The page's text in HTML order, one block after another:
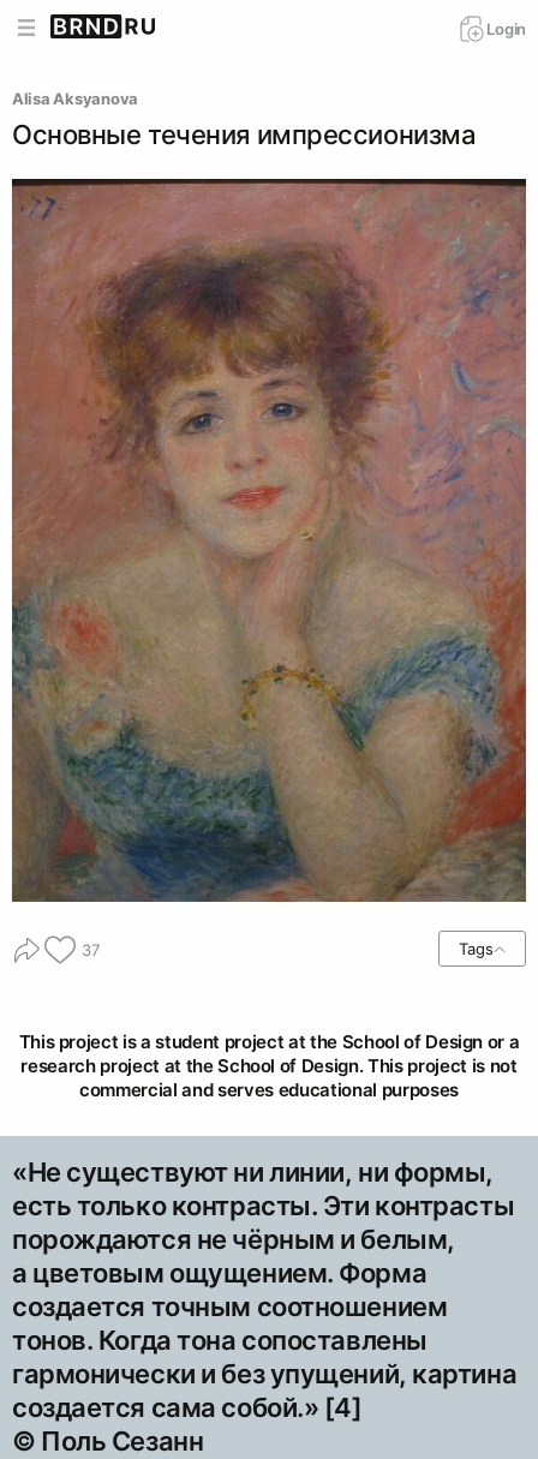
Login
Alisa Aksyanova
Основные течения импрессионизма
37 Tags
This project is a student project at the School of Design or a
research project at the School of Design. This project is not
commercial and serves educational purposes
«Не существуют ни линии, ни формы,
есть только контрасты. Эти контрасты
порождаются не чёрным и белым,
а цветовым ощущением. Форма
создается точным соотношением
тонов. Когда тона сопоставлены
гармонически и без упущений, картина
создается сама собой.» [4]
© Поль Сезанн